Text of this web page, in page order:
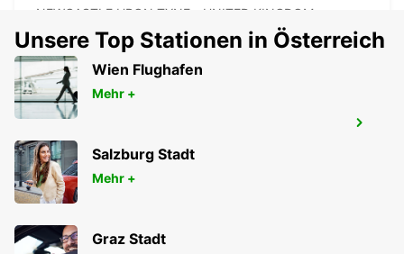
NEWCASTLE UPON TYNE - UNITED KINGDOM
INVERNESS - UNITED KINGDOM
Unsere Top Stationen in Österreich
Wien Flughafen
Mehr +
Salzburg Stadt
Mehr +
Graz Stadt